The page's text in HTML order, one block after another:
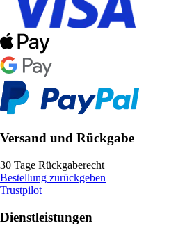
Versand und Rückgabe
30 Tage Rückgaberecht
Bestellung zurückgeben
Trustpilot
Dienstleistungen